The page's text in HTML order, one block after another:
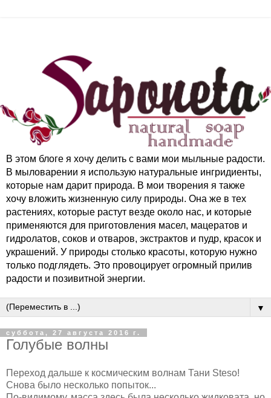
В этом блоге я хочу делить с вами мои мыльные радости.
В мыловарении я использую натуральные ингридиенты,
которые нам дарит природа. В мои творения я также
хочу вложить жизненную силу природы. Она же в тех
растениях, которые растут везде около нас, и которые
применяются для приготовления масел, мацератов и
гидролатов, соков и отваров, экстрактов и пудр, красок и
украшений. У природы столько красоты, которую нужно
только подглядеть. Это провоцирует огромный прилив
радости и позивитной энергии.
▼
суббота, 27 августа 2016 г.
Голубые волны
Переход дальше к космическим волнам Тани Steso!
Снова было несколько попыток...